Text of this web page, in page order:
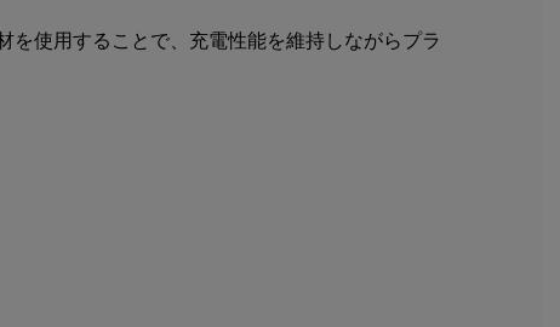
使用することで、充電性能を維持しながらプラ